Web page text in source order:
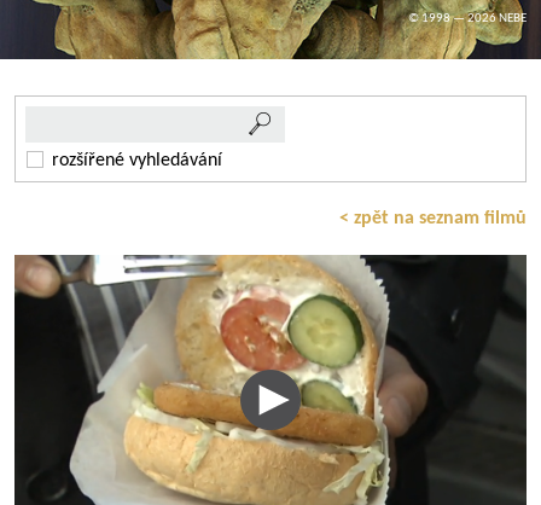
© 1998 — 2026 NEBE
rozšířené vyhledávání
< zpět na seznam filmů